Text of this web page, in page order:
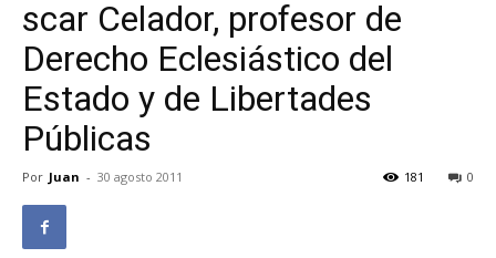
scar Celador, profesor de
Derecho Eclesiástico del
Estado y de Libertades
Públicas
Por Juan - 30 agosto 2011 0
181